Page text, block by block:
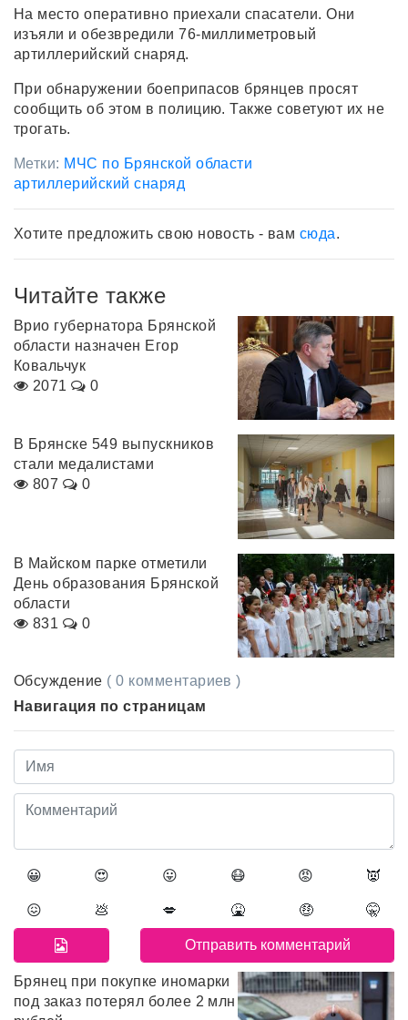
На место оперативно приехали спасатели. Они
изъяли и обезвредили 76-миллиметровый
артиллерийский снаряд.
При обнаружении боеприпасов брянцев просят
сообщить об этом в полицию. Также советуют их не
трогать.
Метки: МЧС по Брянской области
артиллерийский снаряд
Хотите предложить свою новость - вам сюда.
Читайте также
Врио губернатора Брянской
области назначен Егор
Ковальчук
2071
0
В Брянске 549 выпускников
стали медалистами
807
0
В Майском парке отметили
День образования Брянской
области
831
0
Обсуждение ( 0 комментариев )
Навигация по страницам
😀 😍 😛 😷 😡 👿
😖 💩 💋 🤮 🤑 🤫
Брянец при покупке иномарки
под заказ потерял более 2 млн